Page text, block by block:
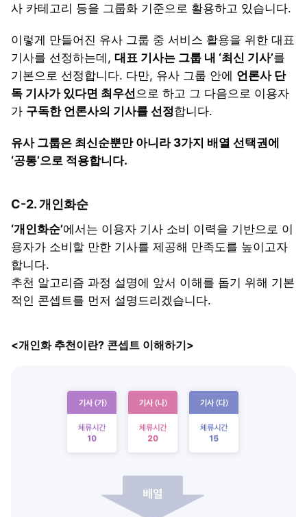
사 카테고리 등을 그룹화 기준으로 활용하고 있습니다.
이렇게 만들어진 유사 그룹 중 서비스 활용을 위한 대표
기사를 선정하는데, 대표 기사는 그룹 내 ‘최신 기사’를
기본으로 선정합니다. 다만, 유사 그룹 안에 언론사 단
독 기사가 있다면 최우선 으로 하고 그 다음으로 이용자
가 구독한 언론사의 기사를 선정합니다.
유사 그룹은 최신순뿐만 아니라 3가지 배열 선택권에
‘공통’으로 적용합니다.
C-2. 개인화순
‘개인화순’에서는 이용자 기사 소비 이력을 기반으로 이
용자가 소비할 만한 기사를 제공해 만족도를 높이고자
합니다.
추천 알고리즘 과정 설명에 앞서 이해를 돕기 위해 기본
적인 콘셉트를 먼저 설명드리겠습니다.
<개인화 추천이란? 콘셉트 이해하기>